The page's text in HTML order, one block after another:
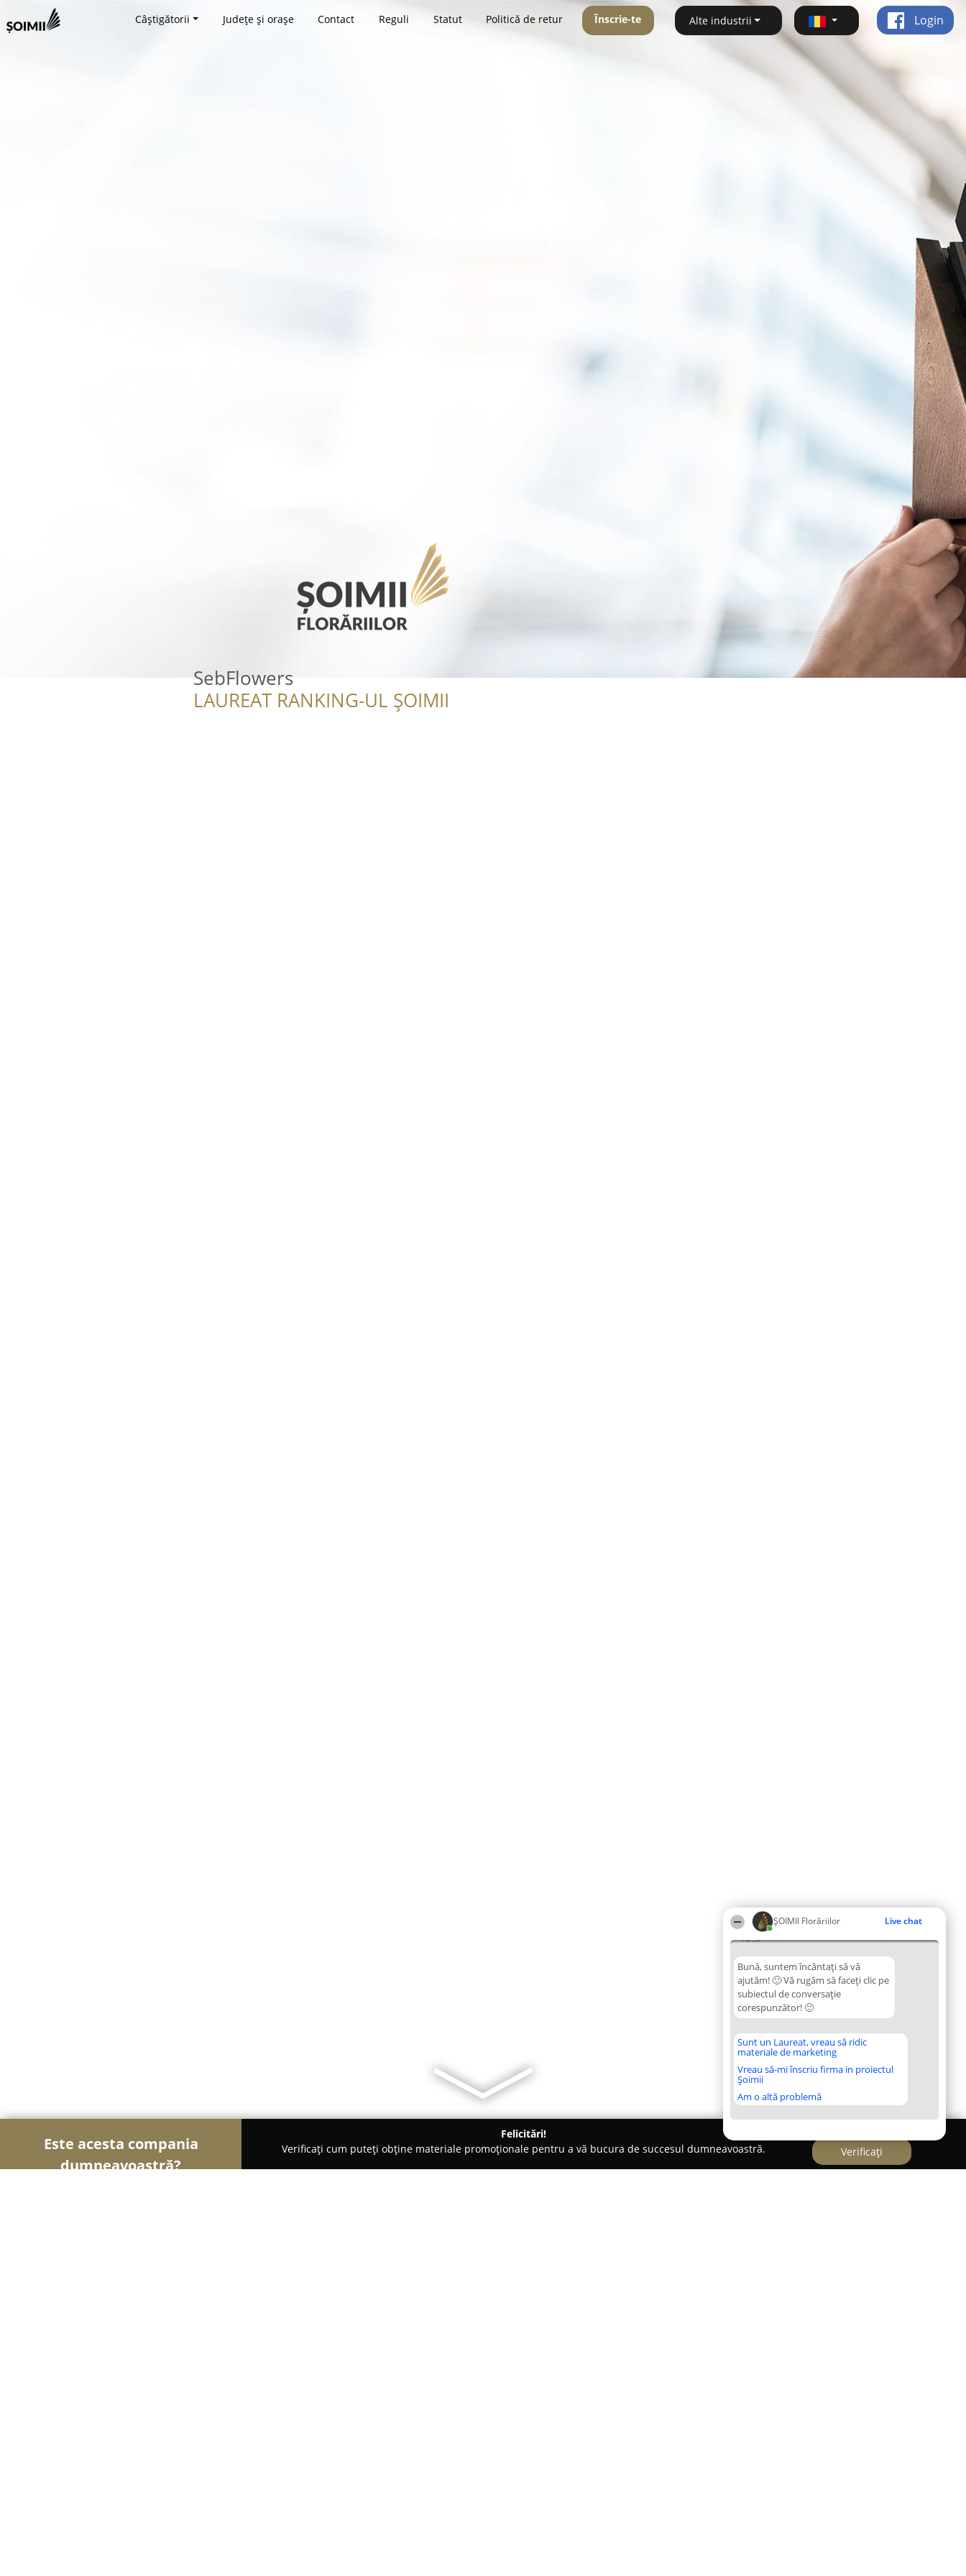
ȘOIMII Florăriilor Live chat
14:54
Bună, suntem încântați să vă
ajutăm! 🙂 Vă rugăm să faceți clic pe
subiectul de conversație
corespunzător! 🙂
Sunt un Laureat, vreau să ridic
materiale de marketing
Vreau să-mi înscriu firma in proiectul
Șoimii
Am o altă problemă
Câștigătorii Județe și orașe Contact Reguli Statut Politică de retur Înscrie-te Alte industrii Login
SebFlowers
LAUREAT RANKING-UL ȘOIMII
Este acesta compania
dumneavoastră?
Felicitări!
Verificați cum puteți obține materiale promoționale pentru a vă bucura de succesul dumneavoastră.
Verificați